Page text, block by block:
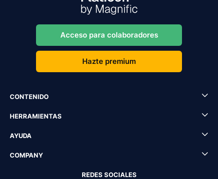
Acceso para colaboradores
Hazte premium
CONTENIDO
HERRAMIENTAS
AYUDA
COMPANY
REDES SOCIALES